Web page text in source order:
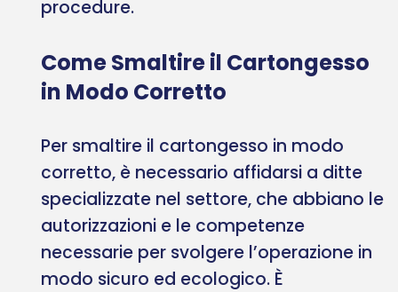
procedure.
Come Smaltire il Cartongesso
in Modo Corretto
Per smaltire il cartongesso in modo
corretto, è necessario affidarsi a ditte
specializzate nel settore, che abbiano le
autorizzazioni e le competenze
necessarie per svolgere l’operazione in
modo sicuro ed ecologico. È